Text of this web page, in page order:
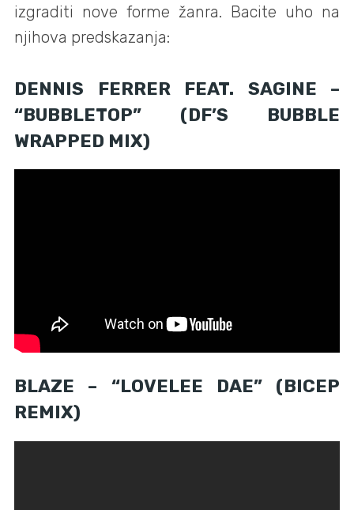
izgraditi nove forme žanra. Bacite uho na
njihova predskazanja:
DENNIS FERRER FEAT. SAGINE –
“BUBBLETOP” (DF’S BUBBLE
WRAPPED MIX)
BLAZE – “LOVELEE DAE” (BICEP
REMIX)